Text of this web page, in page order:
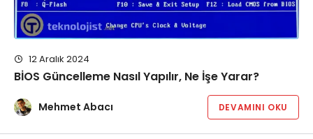
12 Aralık 2024
BİOS Güncelleme Nasıl Yapılır, Ne İşe Yarar?
Mehmet Abacı DEVAMINI OKU